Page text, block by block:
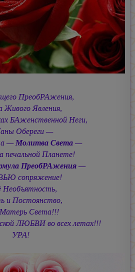
ПреобРАжения,
Явления,
БАженственной Неги,
Обереги —
—Молитва Света—
печальной Планете!
ПреобРАжения—
сопряжение!
и Постоянство,
Света!!!
ЛЮБВИ во всех летах!!!
УРА!